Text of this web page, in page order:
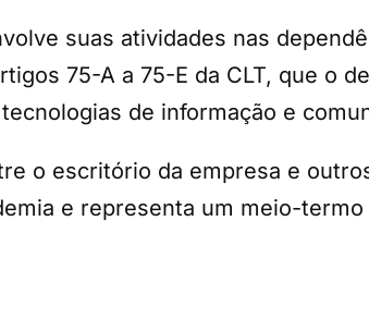
suas atividades nas
75-A a 75-E da CLT, que o
de informação e
o escritório da empresa e
e representa um meio-